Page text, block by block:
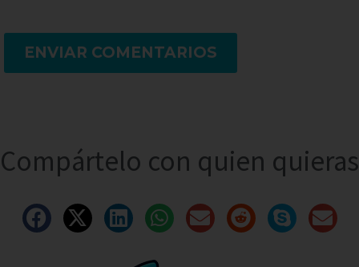
ENVIAR COMENTARIOS
Compártelo con quien quieras